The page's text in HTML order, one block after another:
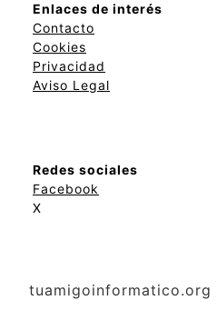
Enlaces de interés
Contacto
Cookies
Privacidad
Aviso Legal
Redes sociales
Facebook
X
tuamigoinformatico.org